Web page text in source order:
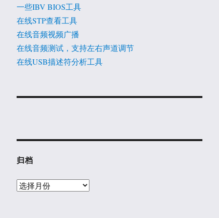
一些IBV BIOS工具
在线STP查看工具
在线音频视频广播
在线音频测试，支持左右声道调节
在线USB描述符分析工具
归档
归